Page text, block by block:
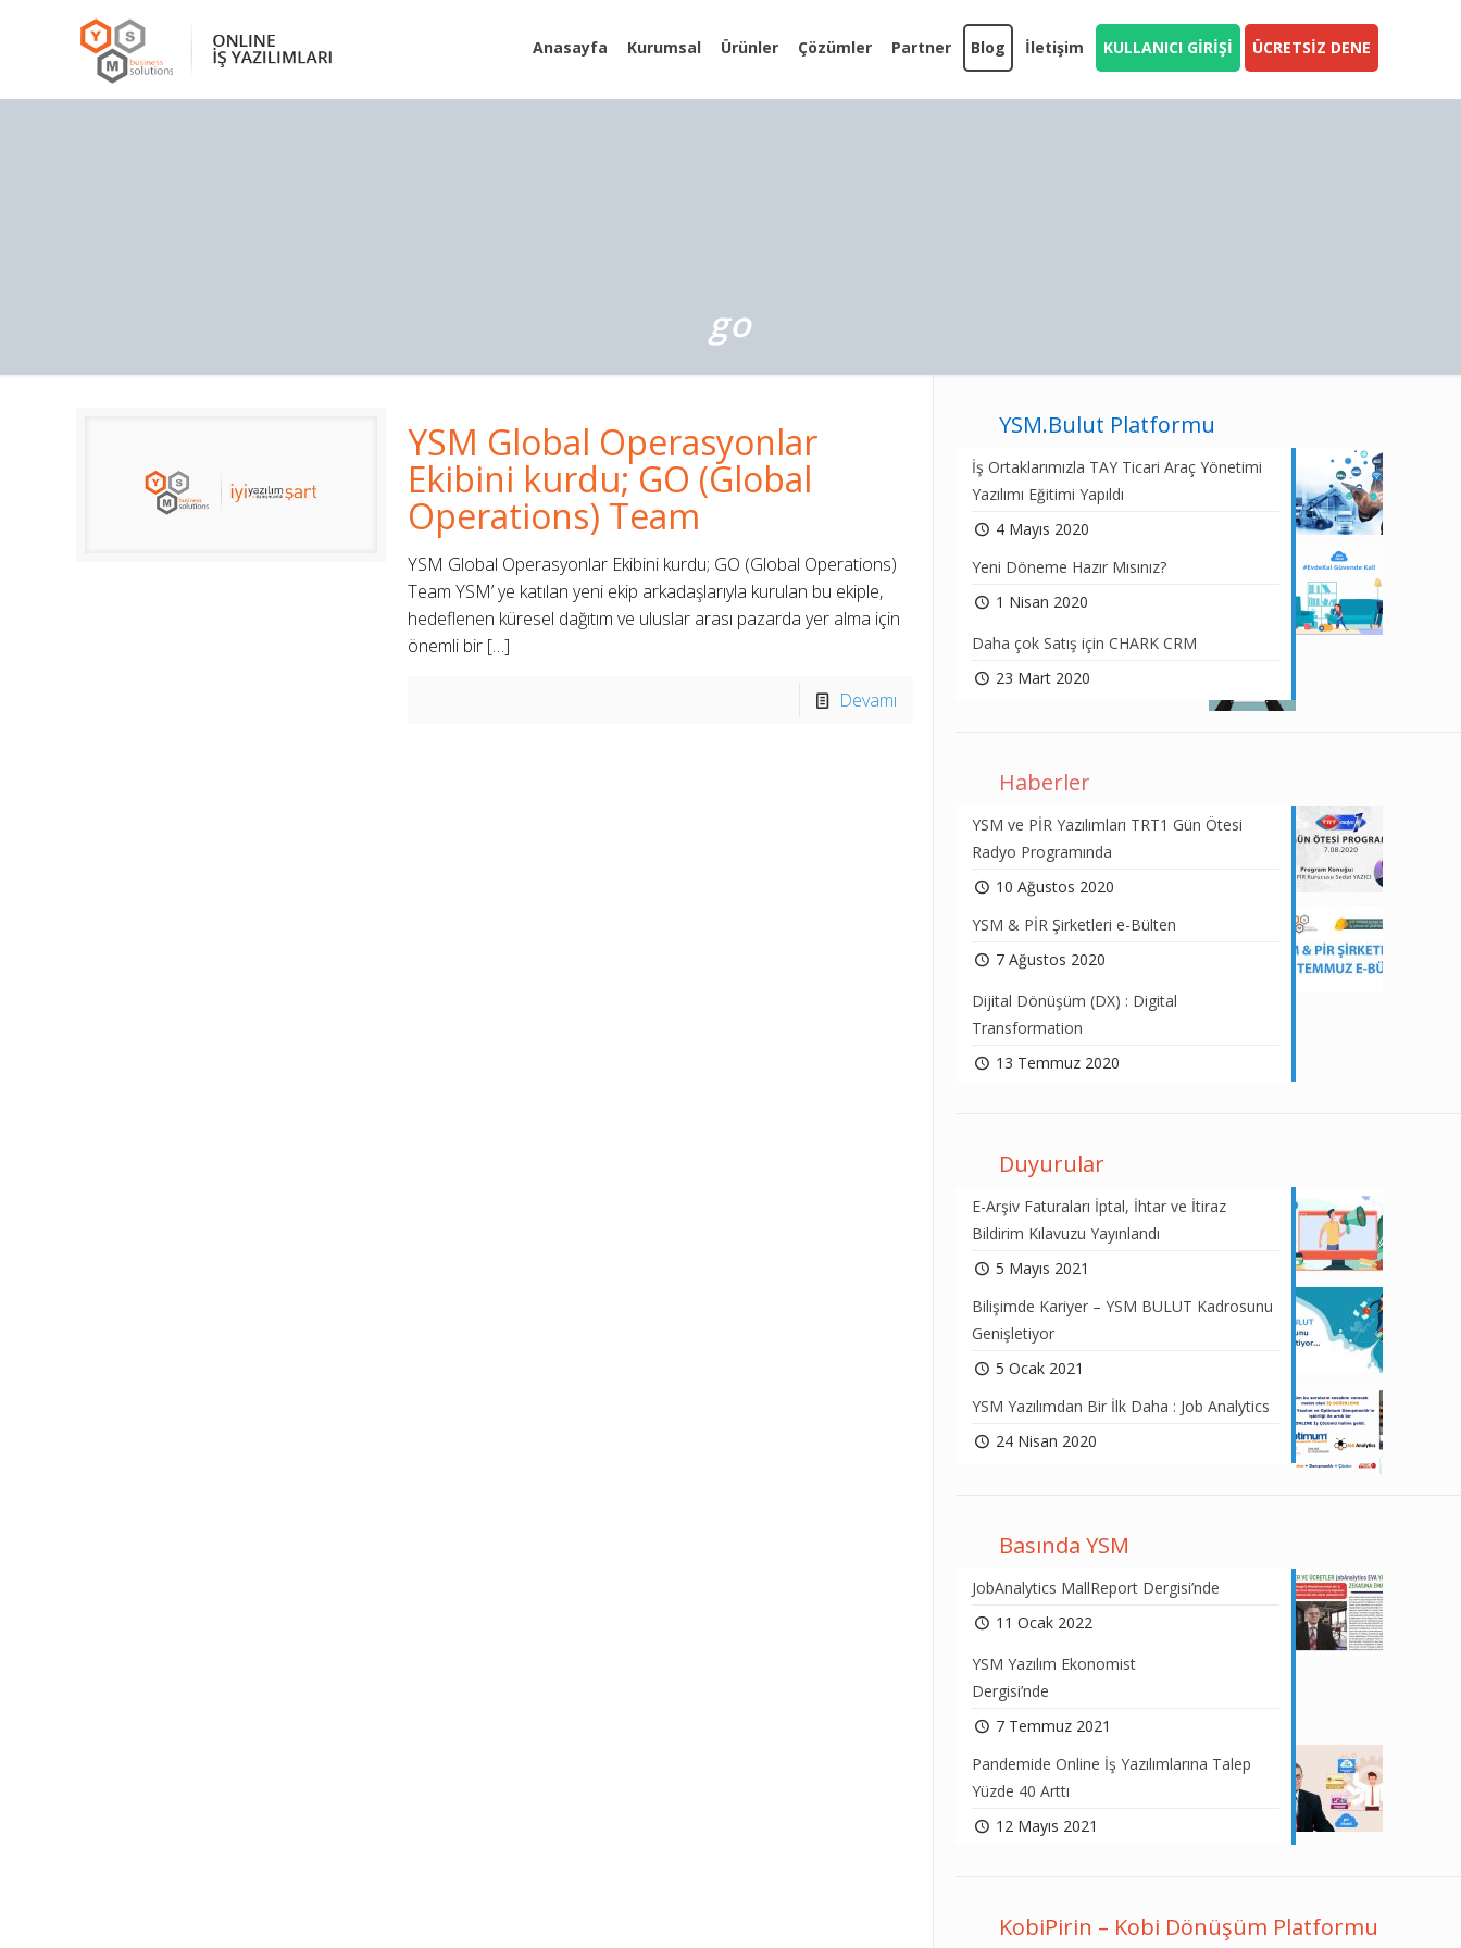
Anasayfa Kurumsal Ürünler Çözümler Partner Blog İletişim KULLANICI GİRİŞİ ÜCRETSİZ DENE
go
YSM Global Operasyonlar
Ekibini kurdu; GO (Global
Operations) Team
YSM Global Operasyonlar Ekibini kurdu; GO (Global Operations)
Team YSM’ ye katılan yeni ekip arkadaşlarıyla kurulan bu ekiple,
hedeflenen küresel dağıtım ve uluslar arası pazarda yer alma için
önemli bir[…]
Devamı
YSM.Bulut Platformu
İş Ortaklarımızla TAY Ticari Araç Yönetimi
Yazılımı Eğitimi Yapıldı
4 Mayıs 2020
Yeni Döneme Hazır Mısınız?
1 Nisan 2020
Daha çok Satış için CHARK CRM
23 Mart 2020
Haberler
YSM ve PİR Yazılımları TRT1 Gün Ötesi
Radyo Programında
10 Ağustos 2020
YSM & PİR Şirketleri e-Bülten
7 Ağustos 2020
Dijital Dönüşüm (DX) : Digital
Transformation
13 Temmuz 2020
Duyurular
E-Arşiv Faturaları İptal, İhtar ve İtiraz
Bildirim Kılavuzu Yayınlandı
5 Mayıs 2021
Bilişimde Kariyer – YSM BULUT Kadrosunu
Genişletiyor
5 Ocak 2021
YSM Yazılımdan Bir İlk Daha : Job Analytics
24 Nisan 2020
Basında YSM
JobAnalytics MallReport Dergisi’nde
11 Ocak 2022
YSM Yazılım Ekonomist
Dergisi’nde
7 Temmuz 2021
Pandemide Online İş Yazılımlarına Talep
Yüzde 40 Arttı
12 Mayıs 2021
KobiPirin – Kobi Dönüşüm Platformu